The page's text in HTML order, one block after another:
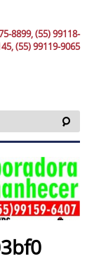
8899, (55) 99118-
(55) 99119-9065